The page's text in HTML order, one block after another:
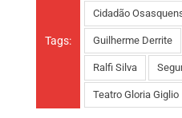
Tags:
Cidadão
Guilherme Derrite
Ralfi Silva
Teatro Gloria Giglio